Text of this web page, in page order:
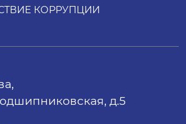
КОРРУПЦИИ
д.5